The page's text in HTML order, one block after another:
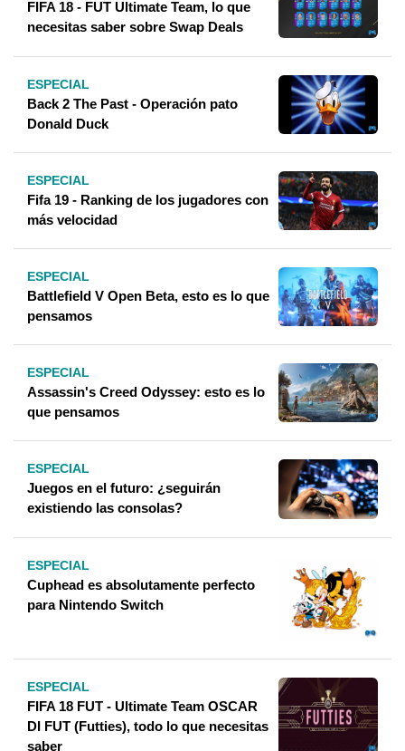
FIFA 18 - FUT Ultimate Team, lo que
necesitas saber sobre Swap Deals
ESPECIAL
Back 2 The Past - Operación pato
Donald Duck
ESPECIAL
Fifa 19 - Ranking de los jugadores con
más velocidad
ESPECIAL
Battlefield V Open Beta, esto es lo que
pensamos
ESPECIAL
Assassin's Creed Odyssey: esto es lo
que pensamos
ESPECIAL
Juegos en el futuro: ¿seguirán
existiendo las consolas?
ESPECIAL
Cuphead es absolutamente perfecto
para Nintendo Switch
ESPECIAL
FIFA 18 FUT - Ultimate Team OSCAR
DI FUT (Futties), todo lo que necesitas
saber